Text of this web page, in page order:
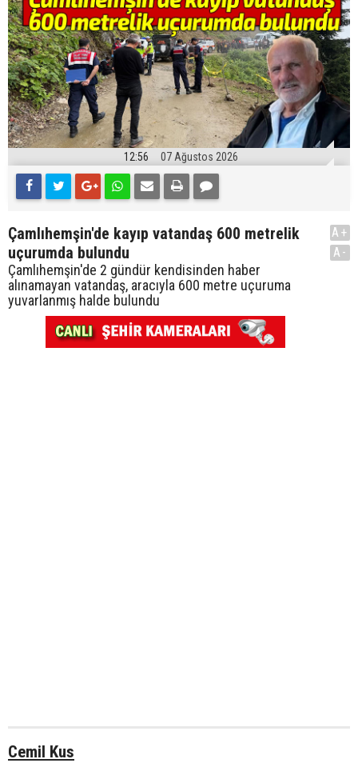
12:56 07 Ağustos 2026
Çamlıhemşin'de kayıp vatandaş 600 metrelik
uçurumda bulundu
Çamlıhemşin'de 2 gündür kendisinden haber
alınamayan vatandaş, aracıyla 600 metre uçuruma
yuvarlanmış halde bulundu
A+
A-
Cemil Kus